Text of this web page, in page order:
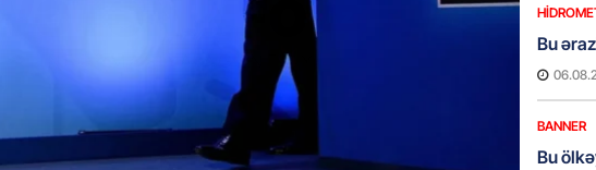
Bu
BANNER
Bu